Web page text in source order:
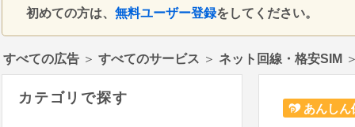
初めての方は、 無料ユーザー登録をしてください。
すべての広告 ＞ すべてのサービス ＞ ネット回線・格安SIM
あんしん
カテゴリで探す